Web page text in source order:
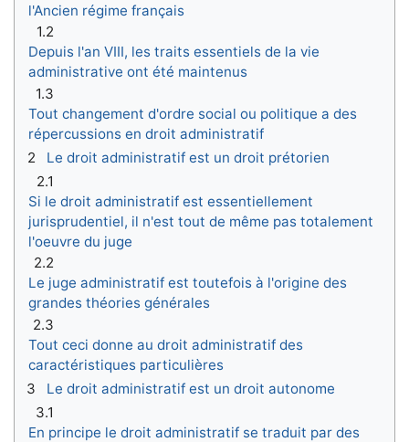
l'Ancien régime français
1.2
Depuis l'an VIII, les traits essentiels de la vie
administrative ont été maintenus
1.3
Tout changement d'ordre social ou politique a des
répercussions en droit administratif
2
Le droit administratif est un droit prétorien
2.1
Si le droit administratif est essentiellement
jurisprudentiel, il n'est tout de même pas totalement
l'oeuvre du juge
2.2
Le juge administratif est toutefois à l'origine des
grandes théories générales
2.3
Tout ceci donne au droit administratif des
caractéristiques particulières
3
Le droit administratif est un droit autonome
3.1
En principe le droit administratif se traduit par des